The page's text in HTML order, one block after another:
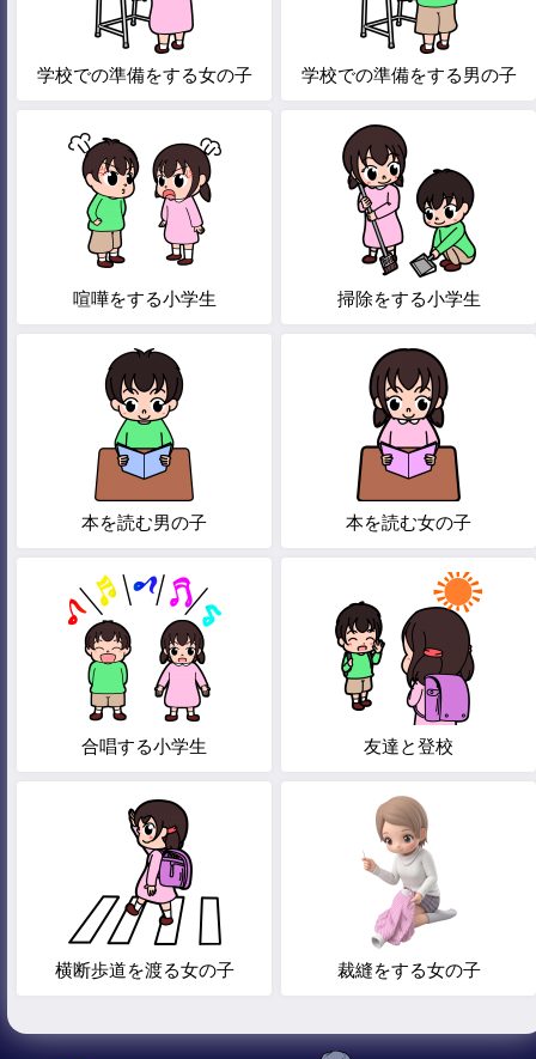
学校での準備をする女の子 学校での準備をする男の子
喧嘩をする小学生 掃除をする小学生
本を読む男の子 本を読む女の子
合唱する小学生 友達と登校
横断歩道を渡る女の子 裁縫をする女の子